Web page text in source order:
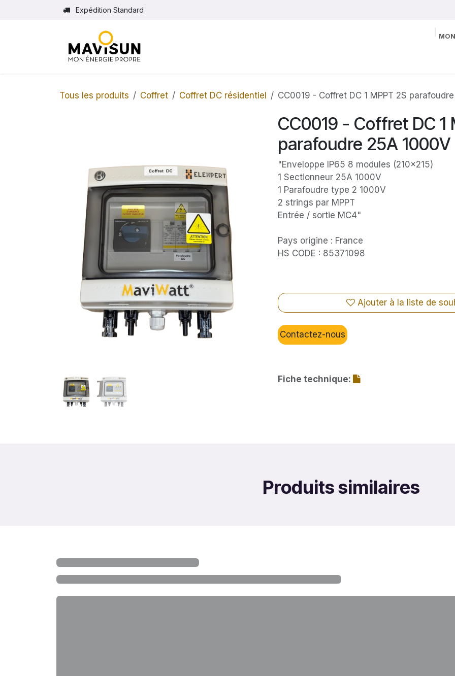
Se rendre au contenuExpédition Standard
Tous les produits Coffret Coffret DC résidentiel CC0019 - Coffret DC 1 MPPT 2S
CC0019 - Coffret DC 1
parafoudre 25A 1000V
"Enveloppe IP65 8 modules (210x215)
1 Sectionneur 25A 1000V
1 Parafoudre type 2 1000V
2 strings par MPPT
Entrée / sortie MC4"
Pays origine : France
HS CODE : 85371098
Ajouter à la liste de
Contactez-nous
Fiche technique:
Produits similaires